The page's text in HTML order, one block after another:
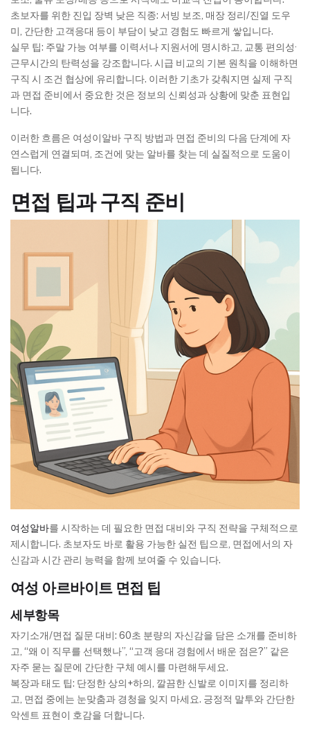
초보자를 위한 진입 장벽 낮은 직종: 서빙 보조, 매장 정리/진열 도우
미, 간단한 고객응대 등이 부담이 낮고 경험도 빠르게 쌓입니다.
실무 팁: 주말 가능 여부를 이력서나 지원서에 명시하고, 교통 편의성·
근무시간의 탄력성을 강조합니다. 시급 비교의 기본 원칙을 이해하면
구직 시 조건 협상에 유리합니다. 이러한 기초가 갖춰지면 실제 구직
과 면접 준비에서 중요한 것은 정보의 신뢰성과 상황에 맞춘 표현입
니다.
이러한 흐름은 여성이알바 구직 방법과 면접 준비의 다음 단계에 자
연스럽게 연결되며, 조건에 맞는 알바를 찾는 데 실질적으로 도움이
됩니다.
면접 팁과 구직 준비
여성알바를 시작하는 데 필요한 면접 대비와 구직 전략을 구체적으로
제시합니다. 초보자도 바로 활용 가능한 실전 팁으로, 면접에서의 자
신감과 시간 관리 능력을 함께 보여줄 수 있습니다.
여성 아르바이트 면접 팁
세부항목
자기소개/면접 질문 대비: 60초 분량의 자신감을 담은 소개를 준비하
고, “왜 이 직무를 선택했나”, “고객 응대 경험에서 배운 점은?” 같은
자주 묻는 질문에 간단한 구체 예시를 마련해두세요.
복장과 태도 팁: 단정한 상의+하의, 깔끔한 신발로 이미지를 정리하
고, 면접 중에는 눈맞춤과 경청을 잊지 마세요. 긍정적 말투와 간단한
악센트 표현이 호감을 더합니다.